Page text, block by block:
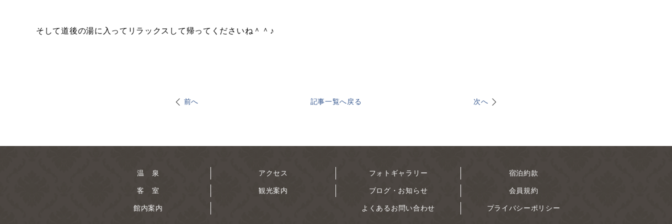
そして道後の湯に入ってリラックスして帰ってくださいね＾＾♪
前へ 記事一覧へ戻る 次へ
温 泉
客 室
館内案内
アクセス
観光案内
フォトギャラリー
ブログ・お知らせ
よくあるお問い合わせ
宿泊約款
会員規約
プライバシーポリシー